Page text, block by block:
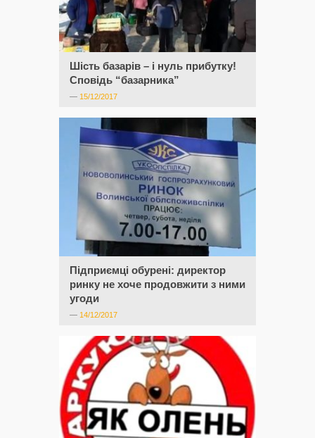
Шість базарів – і нуль прибутку!
Сповідь “базарника”
— 15/12/2017
Підприємці обурені: директор
ринку не хоче продовжити з ними
угоди
— 14/12/2017